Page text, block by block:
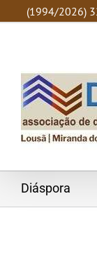
(1994/2026)
Diáspora